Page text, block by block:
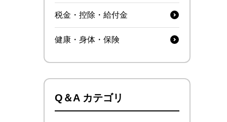
税金・控除・給付金
健康・身体・保険
Q＆A カテゴリ